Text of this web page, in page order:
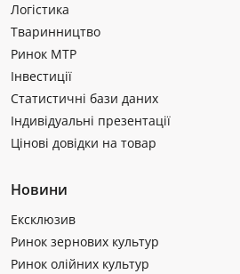
Логістика
Тваринництво
Ринок МТР
Інвестиції
Статистичні бази даних
Індивідуальні презентації
Цінові довідки на товар
Новини
Ексклюзив
Ринок зернових культур
Ринок олійних культур